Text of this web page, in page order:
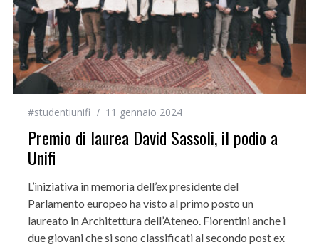
#studentiunifi 11 gennaio 2024
Premio di laurea David Sassoli, il podio a
Unifi
L’iniziativa in memoria dell’ex presidente del
Parlamento europeo ha visto al primo posto un
laureato in Architettura dell’Ateneo. Fiorentini anche i
due giovani che si sono classificati al secondo post ex